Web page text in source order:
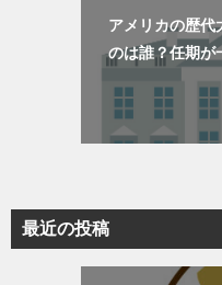
アメリカの歴代
のは誰？任期が
最近の投稿